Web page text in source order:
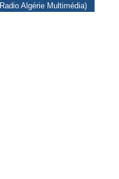
Algérie Multimédia)